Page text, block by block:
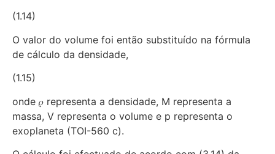
(1.14)
O valor do volume foi então substituído na fórmula
de cálculo da densidade,
(1.15)
onde 𝜌 representa a densidade, M representa a
massa, V representa o volume e p representa o
exoplaneta (TOI-560 c).